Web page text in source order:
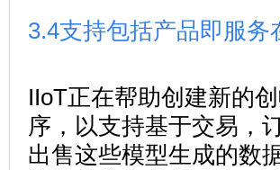
3.4支持包括产品即服务
IIoT正在帮助创建新的
序，以支持基于交易，
出售这些模型生成的数